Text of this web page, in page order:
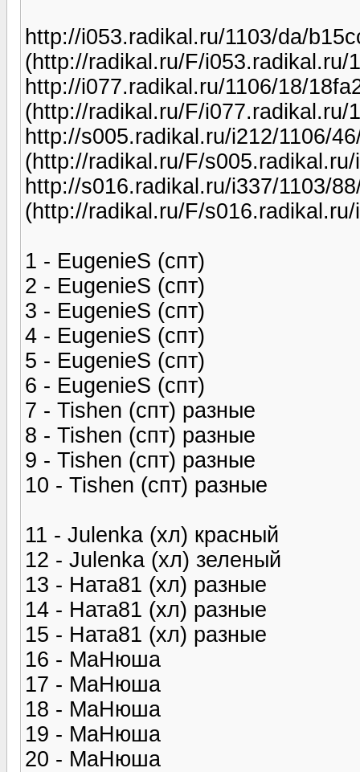
http://i053.radikal.ru/1103/da/
(http://radikal.ru/F/i053.radikal.ru/
http://i077.radikal.ru/1106/18/
(http://radikal.ru/F/i077.radikal.ru/
http://s005.radikal.ru/i212/1106/
(http://radikal.ru/F/
http://s016.radikal.ru/i337/1103/
(http://radikal.ru/F/
1 - EugenieS (спт)
2 - EugenieS (спт)
3 - EugenieS (спт)
4 - EugenieS (спт)
5 - EugenieS (спт)
6 - EugenieS (спт)
7 - Tishen (спт) разные
8 - Tishen (спт) разные
9 - Tishen (спт) разные
10 - Tishen (спт) разные
11 - Julenka (хл) красный
12 - Julenka (хл) зеленый
13 - Ната81 (хл) разные
14 - Ната81 (хл) разные
15 - Ната81 (хл) разные
16 - МаНюша
17 - МаНюша
18 - МаНюша
19 - МаНюша
20 - МаНюша